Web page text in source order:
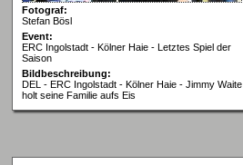
Fotograf:
Stefan Bösl
Event:
ERC Ingolstadt - Kölner Haie - Letztes Spiel der
Saison
Bildbeschreibung:
DEL - ERC Ingolstadt - Kölner Haie - Jimmy Waite
holt seine Familie aufs Eis